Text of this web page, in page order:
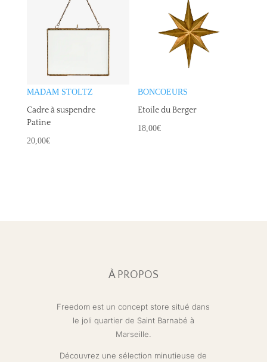
MADAM STOLTZ
Cadre à suspendre
Patine
20,00€
BONCOEURS
Etoile du Berger
18,00€
À PROPOS
Freedom est un concept store situé dans
le joli quartier de Saint Barnabé à
Marseille.
Découvrez une sélection minutieuse de